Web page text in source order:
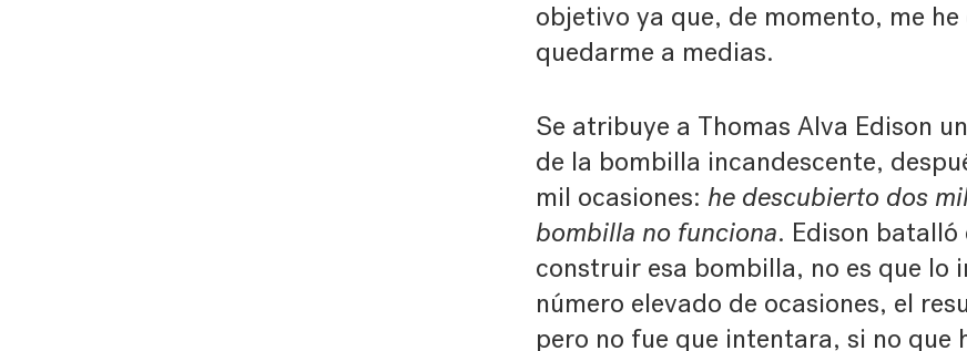
objetivo ya que, de momento, me
quedarme a medias.
Se atribuye a Thomas Alva Edison
de la bombilla incandescente,
mil ocasiones: he descubierto dos
bombilla no funciona. Edison
construir esa bombilla, no es que lo
número elevado de ocasiones, el
pero no fue que intentara, si no que